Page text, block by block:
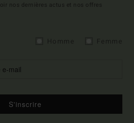
nos dernières actus et nos offres
S'inscrire